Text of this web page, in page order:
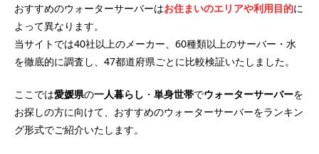
おすすめのウォーターサーバーはお住まいのエリアや利用目的に
よって異なります。
当サイトでは40社以上のメーカー、60種類以上のサーバー・水
を徹底的に調査し、47都道府県ごとに比較検証いたしました。
ここでは愛媛県の一人暮らし ・ 単身世帯でウォーターサーバーを
お探しの方に向けて、おすすめのウォーターサーバーをランキン
グ形式でご紹介いたします。